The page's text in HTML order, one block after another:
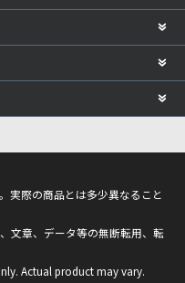
実際の商品とは多少異なること
文章、データ等の無断転用、転
Actual product may vary.